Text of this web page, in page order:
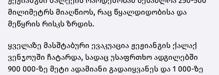
მილიმეტრს მიაღწიოს, რაც წყალდიდობისა და
მეწყრის რისკს ზრდის.
ყველაზე მასშტაბური ევაკუაცია ჟეჟიანგის ქალაქ
ვენჯოუში ჩატარდა, სადაც უსაფრთხო ადგილებში
900 000-ზე მეტი ადამიანი გადაიყვანეს და 1 000-ზე